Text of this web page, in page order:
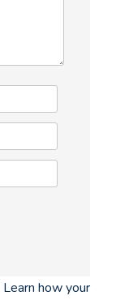
Learn how your